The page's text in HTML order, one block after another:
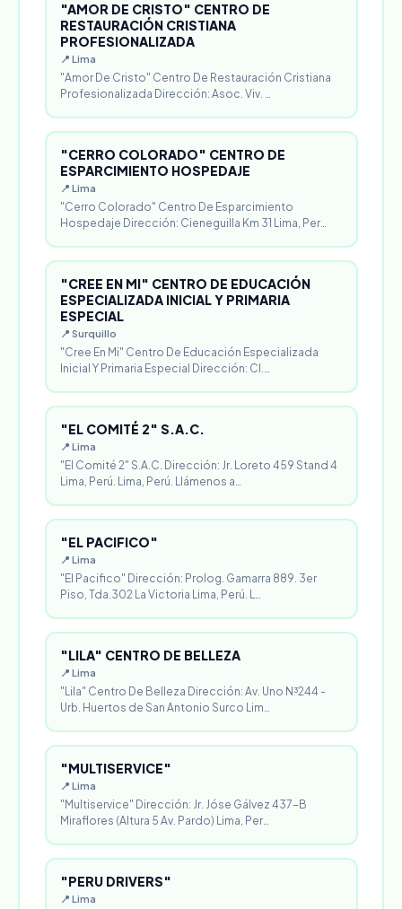
"AMOR DE CRISTO" CENTRO DE
RESTAURACIÓN CRISTIANA
PROFESIONALIZADA
📍 Lima
"Amor De Cristo" Centro De Restauración Cristiana
Profesionalizada Dirección: Asoc. Viv. …
"CERRO COLORADO" CENTRO DE
ESPARCIMIENTO HOSPEDAJE
📍 Lima
"Cerro Colorado" Centro De Esparcimiento
Hospedaje Dirección: Cieneguilla Km 31 Lima, Per…
"CREE EN MI" CENTRO DE EDUCACIÓN
ESPECIALIZADA INICIAL Y PRIMARIA
ESPECIAL
📍 Surquillo
"Cree En Mi" Centro De Educación Especializada
Inicial Y Primaria Especial Dirección: Cl.…
"EL COMITÉ 2" S.A.C.
📍 Lima
"El Comité 2" S.A.C. Dirección: Jr. Loreto 459 Stand 4
Lima, Perú. Lima, Perú. Llámenos a…
"EL PACIFICO"
📍 Lima
"El Pacifico" Dirección: Prolog. Gamarra 889. 3er
Piso, Tda.302 La Victoria Lima, Perú. L…
"LILA" CENTRO DE BELLEZA
📍 Lima
"Lila" Centro De Belleza Dirección: Av. Uno N³244 -
Urb. Huertos de San Antonio Surco Lim…
"MULTISERVICE"
📍 Lima
"Multiservice" Dirección: Jr. Jóse Gálvez 437-B
Miraflores (Altura 5 Av. Pardo) Lima, Per…
"PERU DRIVERS"
📍 Lima